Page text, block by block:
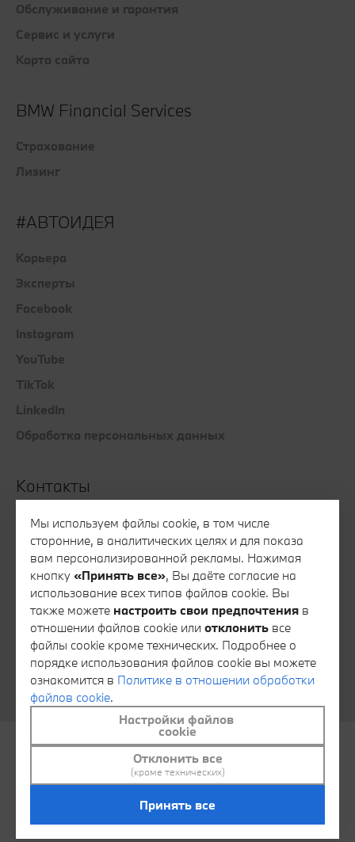
Обслуживание и гарантия
Сервис и услуги
Карта сайта
BMW Financial Services
Страхование
Лизинг
#АВТОИДЕЯ
Карьера
Эксперты
Facebook
Instagram
YouTube
TikTok
LinkedIn
Обработка персональных данных
Контакты
Все контакты
Запись на тест-драйв
Запись на сервис
Консультация специалиста финансового сервиса
Консультация специалиста отдела запасных частей
Тайный покупатель
Обратная связь
© АВТОИДЕЯ 2026 Контакты
Политика в отношении обработки файлов cookie
Настроить файлы cookie
Мы используем файлы cookie, в том числе
сторонние, в аналитических целях и для показа
вам персонализированной рекламы. Нажимая
кнопку «Принять все», Вы даёте согласие на
использование всех типов файлов cookie. Вы
также можете настроить свои предпочтения в
отношении файлов cookie или отклонить все
файлы cookie кроме технических. Подробнее о
порядке использования файлов cookie вы можете
ознакомится в Политике в отношении обработки
файлов cookie.
Настройки файлов
cookie
Отклонить все
(кроме технических)
Принять все